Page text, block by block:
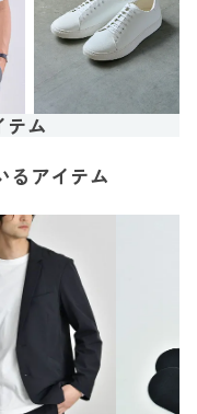
テム
るアイテム